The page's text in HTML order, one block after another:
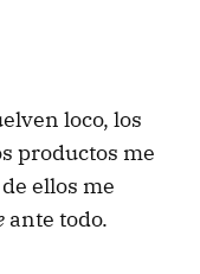
loco, los
productos me
ellos me
ante todo.